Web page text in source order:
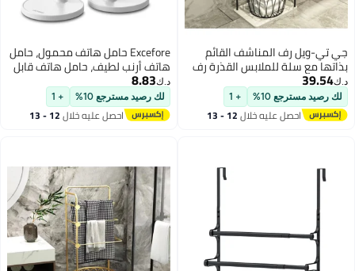
جي تي-ويل رف المناشف القائم
بذاتها مع سلة للملابس القذرة رف
بطانية 3 مستويات للحمام وغرفة
النوم
د.ك‏39.54
لك رصيد مسترجع 10% + 1
احصل عليه خلال 12 - 13
Excefore حامل هاتف محمول، حامل
هاتف أرنب لطيف، حامل هاتف قابل
لتعديل زاوية الارتفاع على المكتب،
حامل هاتف قابل لتعديل الارتفاع
والزاوية، متوافق مع آيفون وآيباد
وجميع الهواتف (أبيض)
د.ك‏8.83
لك رصيد مسترجع 10% + 1
احصل عليه خلال 12 - 13